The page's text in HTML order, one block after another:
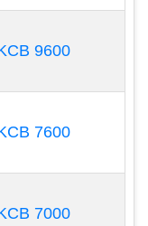
9600
7600
7000